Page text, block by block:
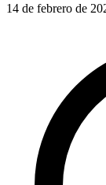
14 de febrero de